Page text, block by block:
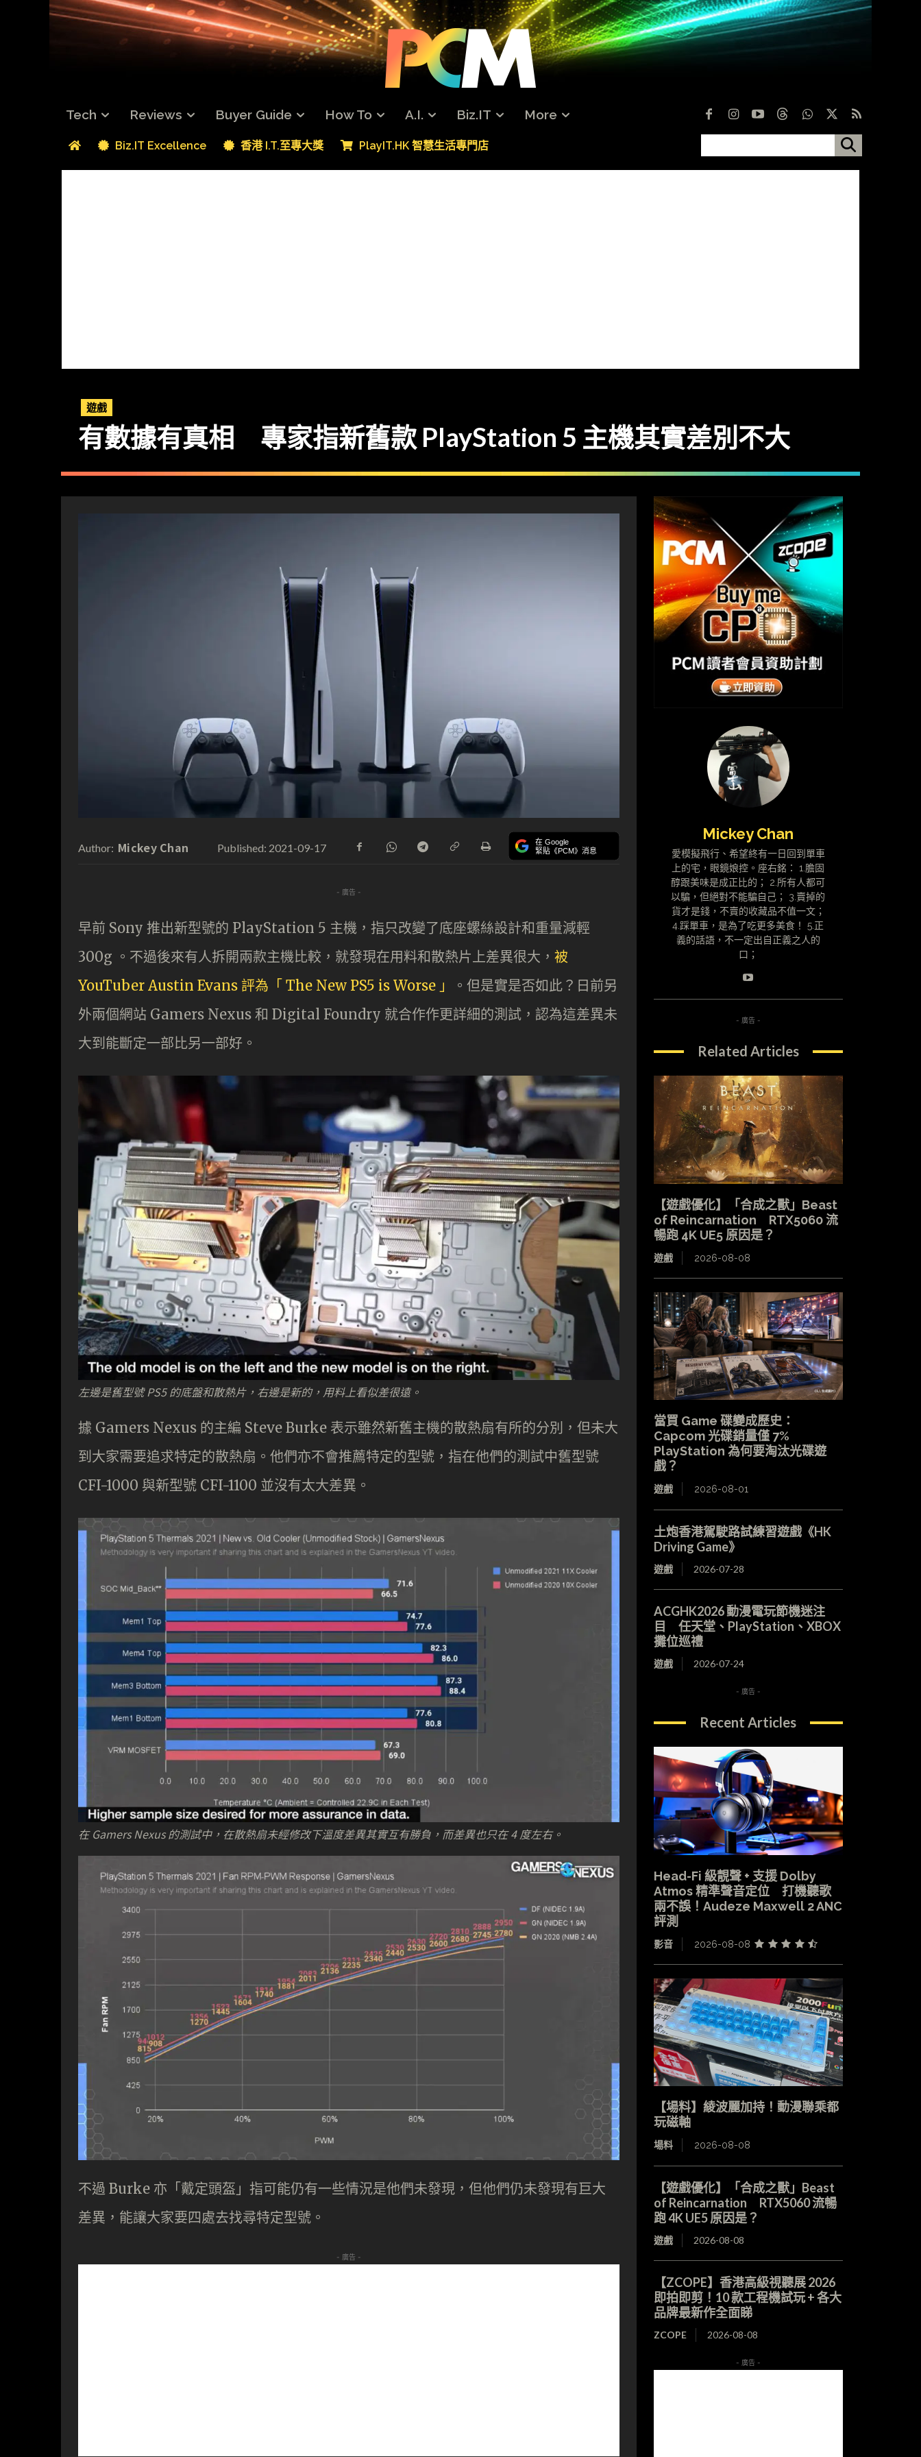
Tech Reviews Buyer Guide How To A.I. Biz.IT More
Biz.IT Excellence 香港 I.T.至專大獎 PlayIT.HK 智慧生活專門店
遊戲
有數據有真相 專家指新舊款 PlayStation 5 主機其實差別不大
Author: Mickey Chan Published: 2021-09-17 在 Google
緊貼《PCM》消息
- 廣告 -
早前 Sony 推出新型號的 PlayStation 5 主機，指只改變了底座螺絲設計和重量減輕
300g 。不過後來有人拆開兩款主機比較，就發現在用料和散熱片上差異很大， 被
YouTuber Austin Evans 評為「 The New PS5 is Worse 」
。但是實是否如此？日前另
外兩個網站 Gamers Nexus 和 Digital Foundry 就合作作更詳細的測試，認為這差異未
大到能斷定一部比另一部好。
左邊是舊型號 PS5 的底盤和散熱片，右邊是新的，用料上看似差很遠。
據 Gamers Nexus 的主編 Steve Burke 表示雖然新舊主機的散熱扇有所的分別，但未大
到大家需要追求特定的散熱扇。他們亦不會推薦特定的型號，指在他們的測試中舊型號
CFI-1000 與新型號 CFI-1100 並沒有太大差異。
在 Gamers Nexus 的測試中，在散熱扇未經修改下溫度差異其實互有勝負，而差異也只在 4 度左右。
不過 Burke 亦「戴定頭盔」指可能仍有一些情況是他們未發現，但他們仍未發現有巨大
差異，能讓大家要四處去找尋特定型號。
- 廣告 -
Mickey Chan
愛模擬飛行、希望終有一日回到單車
上的宅，眼鏡娘控。座右銘： 1.膽固
醇跟美味是成正比的； 2.所有人都可
以騙，但絕對不能騙自己； 3.賣掉的
貨才是錢，不賣的收藏品不值一文；
4.踩單車，是為了吃更多美食！ 5.正
義的話語，不一定出自正義之人的
口；
- 廣告 -
Related Articles
【遊戲優化】「合成之獸」Beast
of Reincarnation RTX5060 流
暢跑 4K UE5 原因是？
遊戲 2026-08-08
當買 Game 碟變成歷史：
Capcom 光碟銷量僅 7%
PlayStation 為何要淘汰光碟遊
戲？
遊戲 2026-08-01
土炮香港駕駛路試練習遊戲《HK
Driving Game》
遊戲 2026-07-28
ACGHK2026 動漫電玩節機迷注
目 任天堂、PlayStation、XBOX
攤位巡禮
遊戲 2026-07-24
- 廣告 -
Recent Articles
Head-Fi 級靚聲 + 支援 Dolby
Atmos 精準聲音定位 打機聽歌
兩不誤！Audeze Maxwell 2 ANC
評測
影音 2026-08-08
【場料】綾波麗加持！動漫聯乘都
玩磁軸
場料 2026-08-08
【遊戲優化】「合成之獸」Beast
of Reincarnation RTX5060 流暢
跑 4K UE5 原因是？
遊戲 2026-08-08
【ZCOPE】香港高級視聽展 2026
即拍即剪！10 款工程機試玩 + 各大
品牌最新作全面睇
ZCOPE 2026-08-08
- 廣告 -